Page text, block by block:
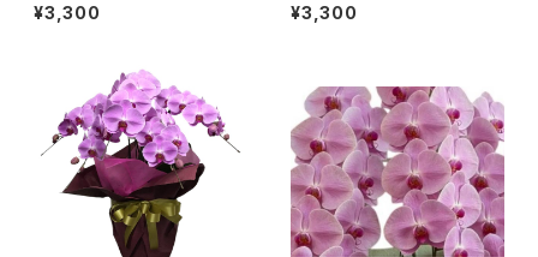
イプ 送料別
¥3,300
季節のお花束 送料別
¥3,300